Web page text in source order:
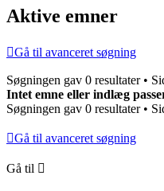
Aktive emner
Gå til avanceret søgning
Søgningen gav 0 resultater •
Intet emne eller indlæg
Søgningen gav 0 resultater •
Gå til avanceret søgning
Gå til